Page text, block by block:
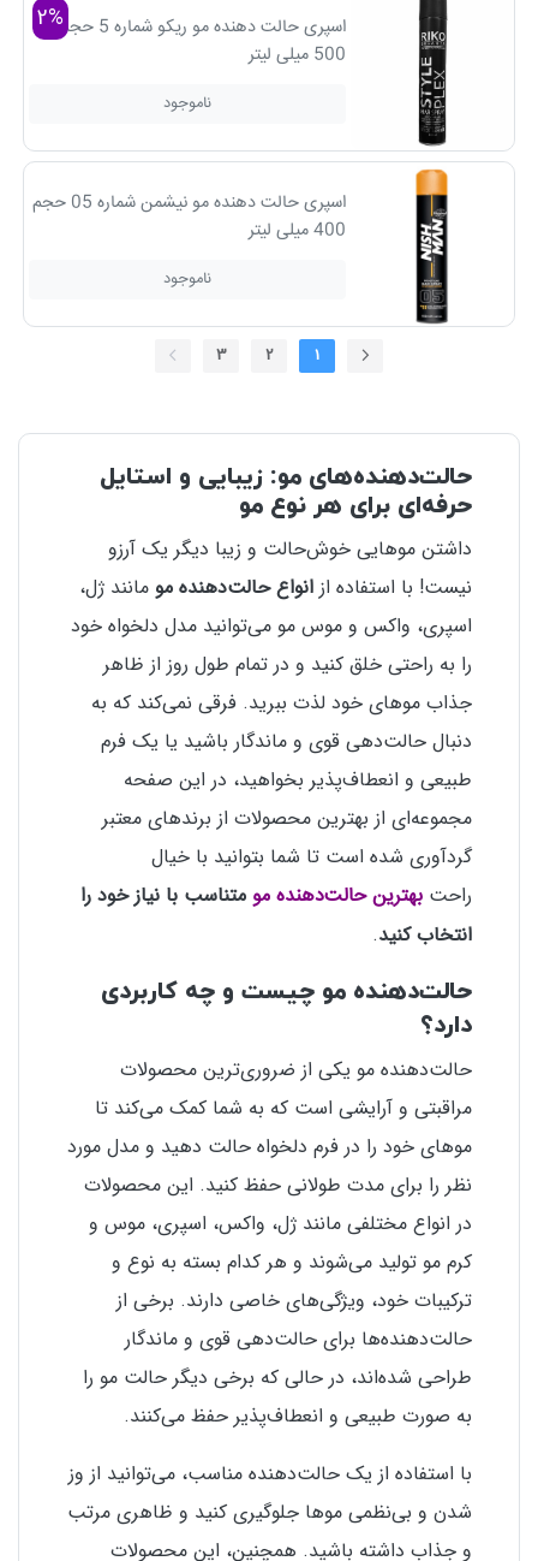
2%اسپری حالت دهنده مو ریکو شماره 5 حجم
500 میلی لیتر
ناموجود
اسپری حالت‌ دهنده مو نیشمن شماره 05 حجم
400 میلی لیتر
ناموجود
1
2
3
حالت‌دهنده‌های مو: زیبایی و استایل
حرفه‌ای برای هر نوع مو
داشتن موهایی خوش‌حالت و زیبا دیگر یک آرزو
نیست! با استفاده از انواع حالت‌دهنده مو مانند ژل،
اسپری، واکس و موس مو می‌توانید مدل دلخواه خود
را به راحتی خلق کنید و در تمام طول روز از ظاهر
جذاب موهای خود لذت ببرید. فرقی نمی‌کند که به
دنبال حالت‌دهی قوی و ماندگار باشید یا یک فرم
طبیعی و انعطاف‌پذیر بخواهید، در این صفحه
مجموعه‌ای از بهترین محصولات از برندهای معتبر
گردآوری شده است تا شما بتوانید با خیال
راحت بهترین حالت‌دهنده مو متناسب با نیاز خود را
انتخاب کنید.
حالت‌دهنده مو چیست و چه کاربردی
دارد؟
حالت‌دهنده مو یکی از ضروری‌ترین محصولات
مراقبتی و آرایشی است که به شما کمک می‌کند تا
موهای خود را در فرم دلخواه حالت دهید و مدل مورد
نظر را برای مدت طولانی حفظ کنید. این محصولات
در انواع مختلفی مانند ژل، واکس، اسپری، موس و
کرم مو تولید می‌شوند و هر کدام بسته به نوع و
ترکیبات خود، ویژگی‌های خاصی دارند. برخی از
حالت‌دهنده‌ها برای حالت‌دهی قوی و ماندگار
طراحی شده‌اند، در حالی که برخی دیگر حالت مو را
به صورت طبیعی و انعطاف‌پذیر حفظ می‌کنند.
با استفاده از یک حالت‌دهنده مناسب، می‌توانید از وز
شدن و بی‌نظمی موها جلوگیری کنید و ظاهری مرتب
و جذاب داشته باشید. همچنین، این محصولات